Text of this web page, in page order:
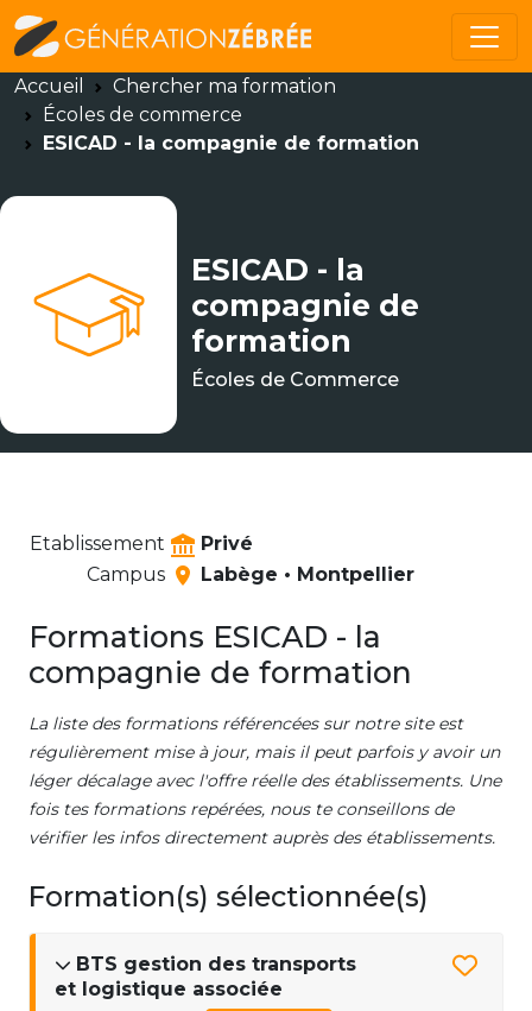
Accueil
Chercher ma formation
Écoles de commerce
ESICAD - la compagnie de formation
ESICAD - la
compagnie de
formation
Écoles de Commerce
Etablissement
Privé
Campus
Labège • Montpellier
Formations ESICAD - la
compagnie de formation
La liste des formations référencées sur notre site est
régulièrement mise à jour, mais il peut parfois y avoir un
léger décalage avec l'offre réelle des établissements. Une
fois tes formations repérées, nous te conseillons de
vérifier les infos directement auprès des établissements.
Formation(s) sélectionnée(s)
BTS gestion des transports
et logistique associée